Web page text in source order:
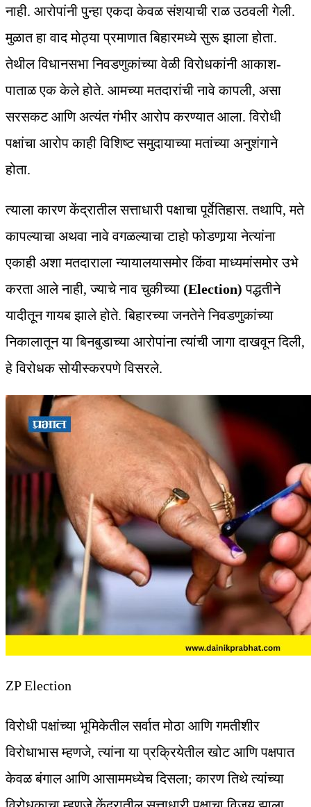
नाही. आरोपांनी पुन्हा एकदा केवळ संशयाची राळ उठवली गेली.
मुळात हा वाद मोठ्या प्रमाणात बिहारमध्ये सुरू झाला होता.
तेथील विधानसभा निवडणुकांच्या वेळी विरोधकांनी आकाश-
पाताळ एक केले होते. आमच्या मतदारांची नावे कापली, असा
सरसकट आणि अत्यंत गंभीर आरोप करण्यात आला. विरोधी
पक्षांचा आरोप काही विशिष्ट समुदायाच्या मतांच्या अनुशंगाने
होता.
त्याला कारण केंद्रातील सत्ताधारी पक्षाचा पूर्वेतिहास. तथापि, मते
कापल्याचा अथवा नावे वगळल्याचा टाहो फोडणार्‍या नेत्यांना
एकाही अशा मतदाराला न्यायालयासमोर किंवा माध्यमांसमोर उभे
करता आले नाही, ज्याचे नाव चुकीच्या (Election)पद्धतीने
यादीतून गायब झाले होते. बिहारच्या जनतेने निवडणुकांच्या
निकालातून या बिनबुडाच्या आरोपांना त्यांची जागा दाखवून दिली,
हे विरोधक सोयीस्करपणे विसरले.
ZP Election
विरोधी पक्षांच्या भूमिकेतील सर्वात मोठा आणि गमतीशीर
विरोधाभास म्हणजे, त्यांना या प्रक्रियेतील खोट आणि पक्षपात
केवळ बंगाल आणि आसाममध्येच दिसला; कारण तिथे त्यांच्या